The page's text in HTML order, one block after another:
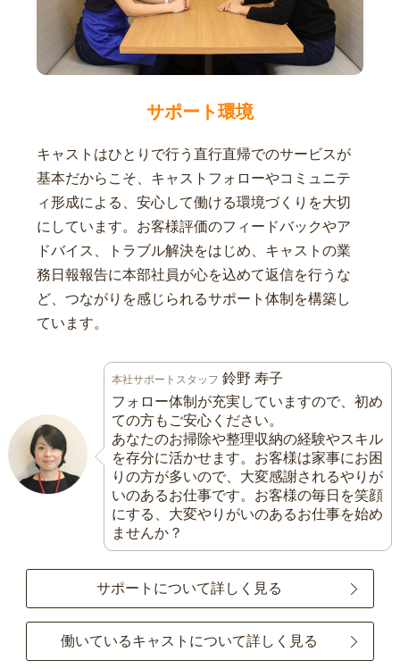
サポート環境
キャストはひとりで行う直行直帰でのサービスが
基本だからこそ、キャストフォローやコミュニテ
ィ形成による、安心して働ける環境づくりを大切
にしています。お客様評価のフィードバックやア
ドバイス、トラブル解決をはじめ、キャストの業
務日報報告に本部社員が心を込めて返信を行うな
ど、つながりを感じられるサポート体制を構築し
ています。
本社サポートスタッフ 鈴野 寿子
フォロー体制が充実していますので、初め
ての方もご安心ください。
あなたのお掃除や整理収納の経験やスキル
を存分に活かせます。お客様は家事にお困
りの方が多いので、大変感謝されるやりが
いのあるお仕事です。お客様の毎日を笑顔
にする、大変やりがいのあるお仕事を始め
ませんか？
サポートについて詳しく見る
働いているキャストについて詳しく見る